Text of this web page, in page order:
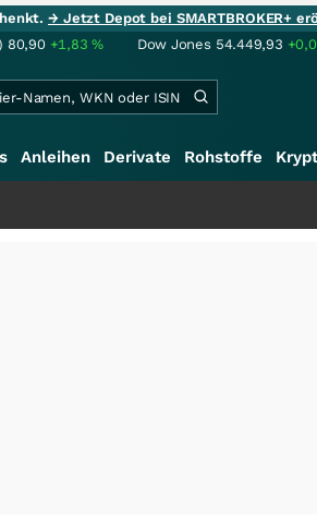
→ Jetzt Depot bei SMARTBROKER+
80,90 +1,83% Dow Jones 54.449,93
Anleihen Derivate Rohstoffe